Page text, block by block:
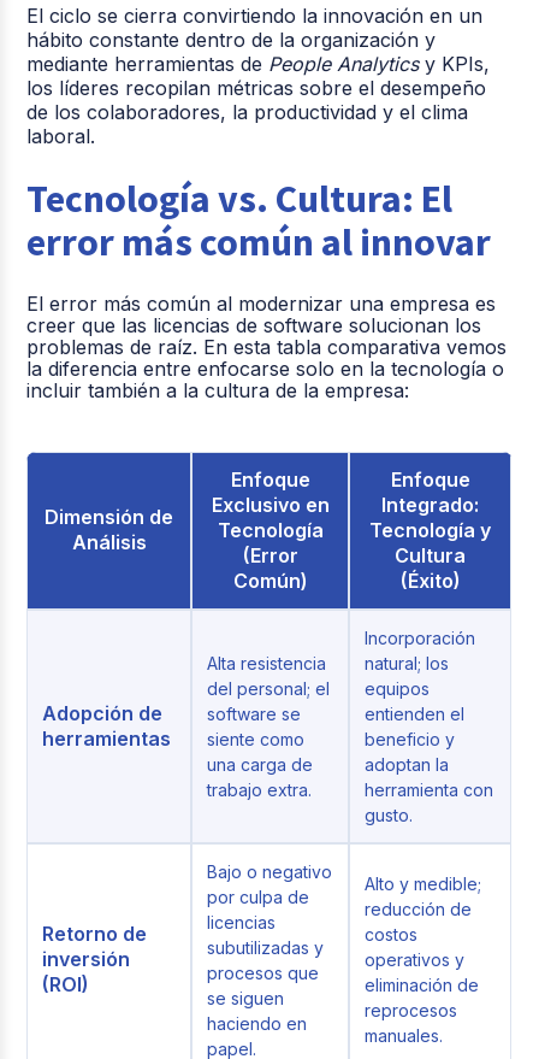
El ciclo se cierra convirtiendo la innovación en un
hábito constante dentro de la organización y
mediante herramientas de People Analyticsy KPIs,
los líderes recopilan métricas sobre el desempeño
de los colaboradores, la productividad y el clima
laboral.
Tecnología vs. Cultura: El
error más común al innovar
El error más común al modernizar una empresa es
creer que las licencias de software solucionan los
problemas de raíz. En esta tabla comparativa vemos
la diferencia entre enfocarse solo en la tecnología o
incluir también a la cultura de la empresa:
Dimensión de
Análisis
Enfoque
Exclusivo en
Tecnología
(Error
Común)
Enfoque
Integrado:
Tecnología y
Cultura
(Éxito)
Adopción de
herramientas
Alta resistencia
del personal; el
software se
siente como
una carga de
trabajo extra.
Incorporación
natural; los
equipos
entienden el
beneficio y
adoptan la
herramienta con
gusto.
Retorno de
inversión
(ROI)
Bajo o negativo
por culpa de
licencias
subutilizadas y
procesos que
se siguen
haciendo en
papel.
Alto y medible;
reducción de
costos
operativos y
eliminación de
reprocesos
manuales.